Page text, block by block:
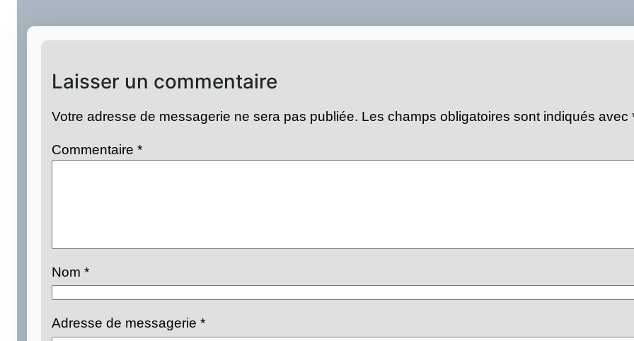
Laisser un commentaire
Votre adresse de messagerie ne sera pas publiée. Les champs obligatoires sont indiqués avec
Commentaire*
Nom*
Adresse de messagerie*